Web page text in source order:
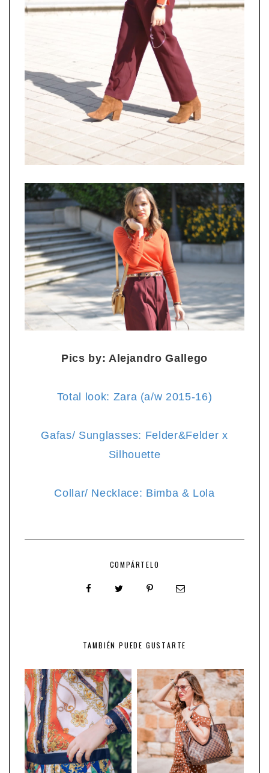
Pics by: Alejandro Gallego
Total look: Zara (a/w 2015-16)
Gafas/ Sunglasses: Felder&Felder x
Silhouette
Collar/ Necklace: Bimba & Lola
COMPÁRTELO
TAMBIÉN PUEDE GUSTARTE